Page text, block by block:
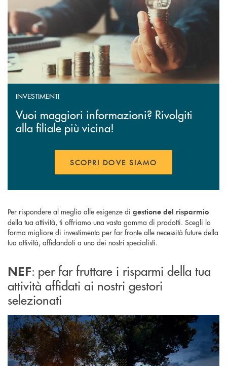
INVESTIMENTI
Vuoi maggiori informazioni? Rivolgiti
alla filiale più vicina!
SCOPRI DOVE SIAMO
Per rispondere al meglio alle esigenze di gestione del risparmio
della tua attività, ti offriamo una vasta gamma di prodotti. Scegli la
forma migliore di investimento per far fronte alle necessità future della
tua attività, affidandoti a uno dei nostri specialisti.
NEF: per far fruttare i risparmi della tua
attività affidati ai nostri gestori
selezionati